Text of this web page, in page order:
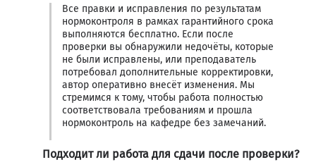
Все правки и исправления по результатам
нормоконтроля в рамках гарантийного срока
выполняются бесплатно. Если после
проверки вы обнаружили недочёты, которые
не были исправлены, или преподаватель
потребовал дополнительные корректировки,
автор оперативно внесёт изменения. Мы
стремимся к тому, чтобы работа полностью
соответствовала требованиям и прошла
нормоконтроль на кафедре без замечаний.
Подходит ли работа для сдачи после проверки?